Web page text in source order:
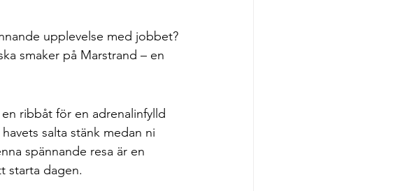
upplevelse med jobbet?
smaker på Marstrand – en
ribbåt för en adrenalinfylld
salta stänk medan ni
spännande resa är en
starta dagen.